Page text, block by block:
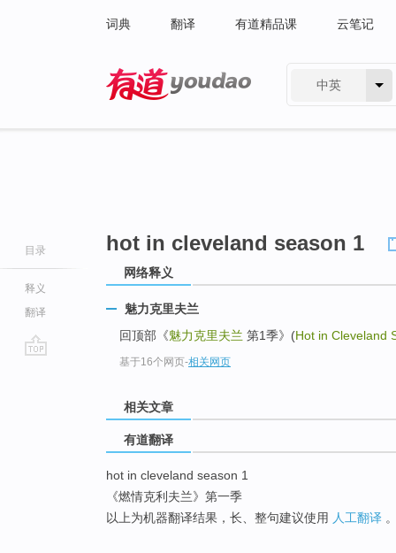
词典 翻译 有道精品课 云笔记
中英
目录
释义
翻译
hot in cleveland season 1
网络释义
魅力克里夫兰
回顶部《魅力克里夫兰 第1季》(Hot in Cleveland
基于16个网页-相关网页
相关文章
有道翻译
hot in cleveland season 1
《燃情克利夫兰》第一季
以上为机器翻译结果，长、整句建议使用 人工翻译